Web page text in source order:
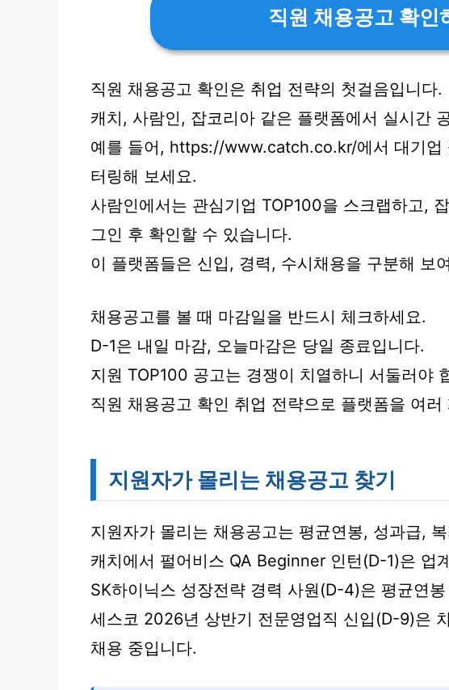
직원 채용공고 확인
직원 채용공고 확인은 취업 전략의 첫걸음입니다.
캐치, 사람인, 잡코리아 같은 플랫폼에서 실시간
예를 들어, https://www.catch.co.kr/에서 대기업
터링해 보세요.
사람인에서는 관심기업 TOP100을 스크랩하고,
그인 후 확인할 수 있습니다.
이 플랫폼들은 신입, 경력, 수시채용을 구분해 보
채용공고를 볼 때 마감일을 반드시 체크하세요.
D-1은 내일 마감, 오늘마감은 당일 종료입니다.
지원 TOP100 공고는 경쟁이 치열하니 서둘러야
직원 채용공고 확인 취업 전략으로 플랫폼을 여
지원자가 몰리는 채용공고 찾기
지원자가 몰리는 채용공고는 평균연봉, 성과급,
캐치에서 펄어비스 QA Beginner 인턴(D-1)은 업
SK하이닉스 성장전략 경력 사원(D-4)은 평균연
세스코 2026년 상반기 전문영업직 신입(D-9)은
채용 중입니다.